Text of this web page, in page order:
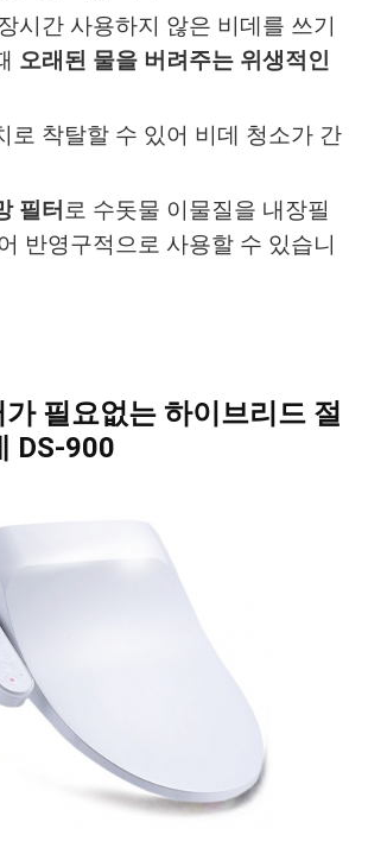
시간 사용하지 않은 비데를 쓰기
오래된 물을 버려주는 위생적인
로 착탈할 수 있어 비데 청소가 간
필터 로 수돗물 이물질을 내장필
반영구적으로 사용할 수 있습니
필요없는 하이브리드 절
DS-900